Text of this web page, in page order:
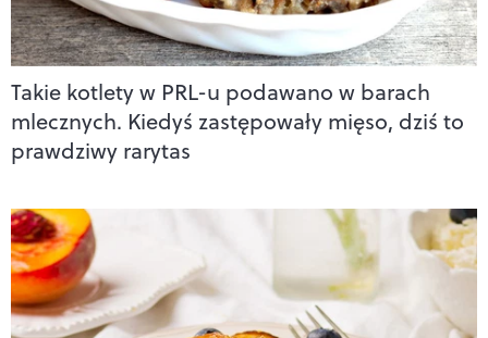
Takie kotlety w PRL-u podawano w barach
mlecznych. Kiedyś zastępowały mięso, dziś to
prawdziwy rarytas